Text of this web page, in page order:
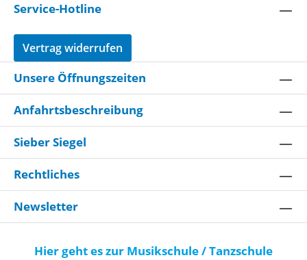
Service-Hotline
Vertrag widerrufen
Unsere Öffnungszeiten
Anfahrtsbeschreibung
Sieber Siegel
Rechtliches
Newsletter
Hier geht es zur Musikschule / Tanzschule